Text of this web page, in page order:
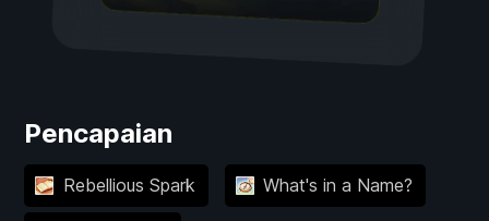
Pencapaian
Rebellious Spark What's in a Name?